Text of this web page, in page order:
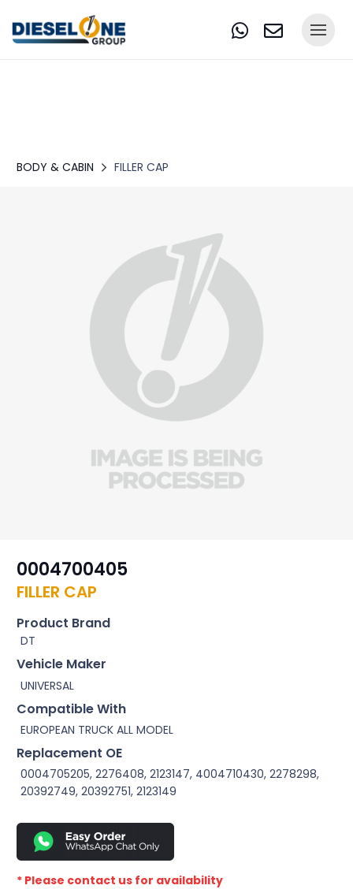
BODY & CABIN FILLER CAP
0004700405
FILLER CAP
Product Brand
DT
Vehicle Maker
UNIVERSAL
Compatible With
EUROPEAN TRUCK ALL MODEL
Replacement OE
0004705205, 2276408, 2123147, 4004710430, 2278298,
20392749, 20392751, 2123149
* Please contact us for availability